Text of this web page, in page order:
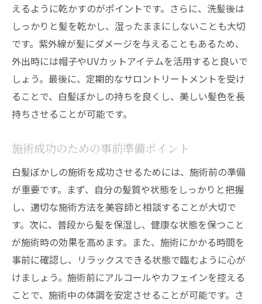
えるように乾かすのがポイントです。さらに、洗髪後は
しっかりと髪を乾かし、湿ったままにしないことも大切
です。紫外線が髪にダメージを与えることもあるため、
外出時には帽子やUVカットアイテムを活用すると良いで
しょう。最後に、定期的なサロントリートメントを受け
ることで、白髪ぼかしの持ちを良くし、美しい髪色を長
持ちさせることが可能です。
施術成功のための事前準備ポイント
白髪ぼかしの施術を成功させるためには、施術前の準備
が重要です。まず、自分の髪質や状態をしっかりと把握
し、適切な施術方法を美容師と相談することが大切で
す。次に、普段から髪を保湿し、健康な状態を保つこと
が施術時の効果を高めます。また、施術にかかる時間を
事前に確認し、リラックスできる状態で臨むように心が
けましょう。施術前にアルコールやカフェインを控える
ことで、施術中の体調を安定させることが可能です。さ